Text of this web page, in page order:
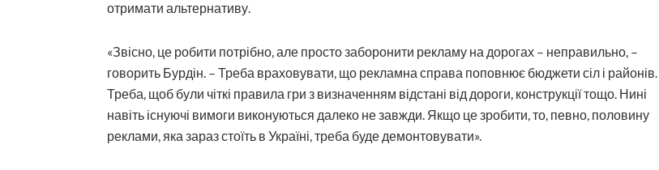
отримати альтернативу.
«Звісно, це робити потрібно, але просто заборонити рекламу на дорогах – неправильно, –
говорить Бурдін. – Треба враховувати, що рекламна справа поповнює бюджети сіл і районів.
Треба, щоб були чіткі правила гри з визначенням відстані від дороги, конструкції тощо. Нині
навіть існуючі вимоги виконуються далеко не завжди. Якщо це зробити, то, певно, половину
реклами, яка зараз стоїть в Україні, треба буде демонтовувати».